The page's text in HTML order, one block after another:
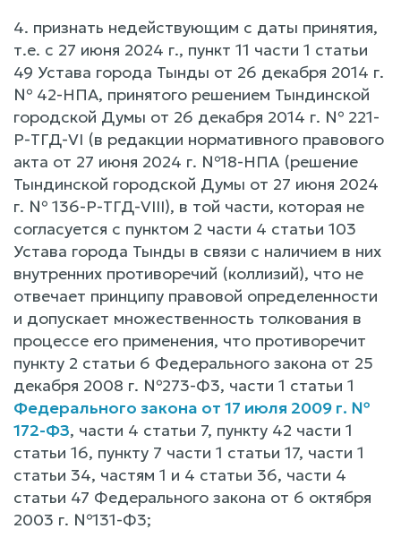
4. признать недействующим с даты принятия,
т.е. с 27 июня 2024 г., пункт 11 части 1 статьи
49 Устава города Тынды от 26 декабря 2014 г.
№ 42-НПА, принятого решением Тындинской
городской Думы от 26 декабря 2014 г. № 221-
Р-ТГД-VI (в редакции нормативного правового
акта от 27 июня 2024 г. №18-НПА (решение
Тындинской городской Думы от 27 июня 2024
г. № 136-Р-ТГД-VIII), в той части, которая не
согласуется с пунктом 2 части 4 статьи 103
Устава города Тынды в связи с наличием в них
внутренних противоречий (коллизий), что не
отвечает принципу правовой определенности
и допускает множественность толкования в
процессе его применения, что противоречит
пункту 2 статьи 6 Федерального закона от 25
декабря 2008 г. №273-Ф3, части 1 статьи 1
Федерального закона от 17 июля 2009 г. №
172-ФЗ, части 4 статьи 7, пункту 42 части 1
статьи 16, пункту 7 части 1 статьи 17, части 1
статьи 34, частям 1 и 4 статьи 36, части 4
статьи 47 Федерального закона от 6 октября
2003 г. №131-Ф3;